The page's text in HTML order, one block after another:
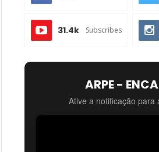
31.4k Subscribes
ARPE -
Ative a notificação para